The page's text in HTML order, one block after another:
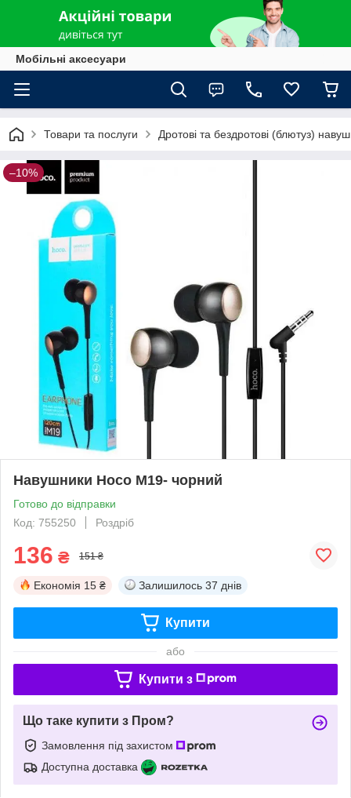
Мобільні аксесуари
Товари та послуги Дротові та бездротові (блютуз)
–10%
Навушники Hoco M19- чорний
Готово до відправки
Код: 755250
Роздріб
136 ₴ 151 ₴
Економія 15 ₴ Залишилось 37 днів
Купити
або
Купити з
Що таке купити з Пром?
Замовлення під захистом
Доступна доставка